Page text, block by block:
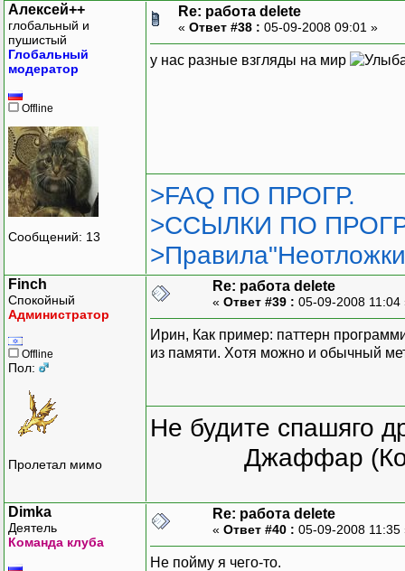
Алексей++
глобальный и
пушистый
Глобальный
модератор
Offline
Сообщений: 13
Re: работа delete
« Ответ #38 : 05-09-2008 09:01 »
у нас разные взгляды на мир
>FAQ ПО ПРОГР.
>ССЫЛКИ ПО
Finch
Спокойный
Администратор
Offline
Пол:
Пролетал мимо
Re: работа delete
« Ответ #39 : 05-09-2008
Ирин, Как пример: паттерн
из памяти. Хотя можно и обычный
Не будите спашяго
Джаффар
Dimka
Деятель
Команда клуба
Re: работа delete
« Ответ #40 : 05-09-2008
Не пойму я чего-то.